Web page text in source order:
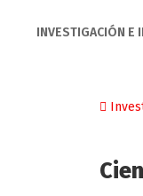
INVESTIGACIÓN E